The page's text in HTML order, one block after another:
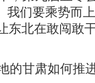
我们要乘势而
东北在敢闯敢
的甘肃如何推